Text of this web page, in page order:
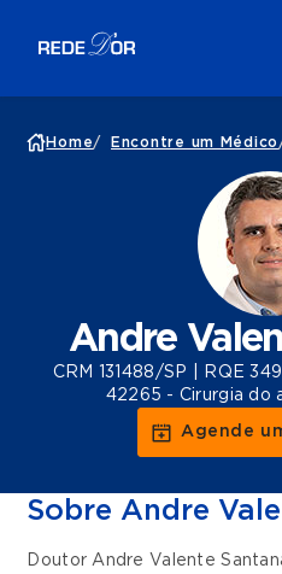
Home/ Encontre um Médico
Andre
CRM 131488/SP | RQE
42265 - Cirurgia do
Agende
Sobre Andre
Doutor Andre Valente